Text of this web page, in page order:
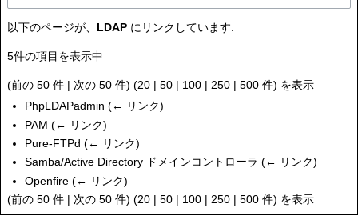
以下のページが、 LDAP にリンクしています:
5件の項目を表示中
(前の 50 件 | 次の 50 件) (20 | 50 | 100 | 250 | 500 件) を表示
PhpLDAPadmin (← リンク)
PAM (← リンク)
Pure-FTPd (← リンク)
Samba/Active Directory ドメインコントローラ (← リンク)
Openfire (← リンク)
(前の 50 件 | 次の 50 件) (20 | 50 | 100 | 250 | 500 件) を表示